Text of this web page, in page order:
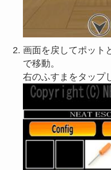
画面を戻してポット
で移動。
右のふすまをタップ